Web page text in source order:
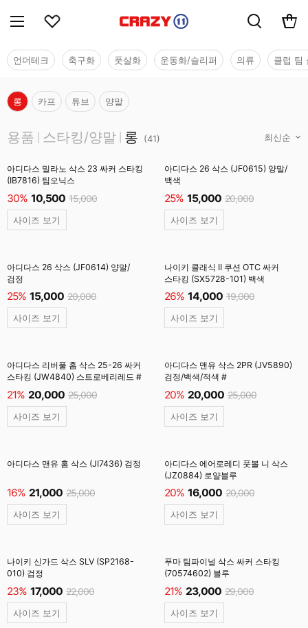
언더테크 축구화 풋살화 운동화/슬리퍼 의류 클럽 팀
롱 카프 튜브 양말
용품 스타킹/양말 롱 (41)
아디다스 밀라노 삭스 23 싸커 스타킹
(IB7816) 팀오닉스
30% 10,500 15,000
사이즈 보기
아디다스 26 삭스 (JF0615) 양말/
백색
25% 15,000 20,000
사이즈 보기
아디다스 26 삭스 (JF0614) 양말/
검정
25% 15,000 20,000
사이즈 보기
나이키 클래식 II 쿠션 OTC 싸커
스타킹 (SX5728-101) 백색
26% 14,000 19,000
사이즈 보기
아디다스 리버풀 홈 삭스 25-26 싸커
스타킹 (JW4840) 스트로베리레드 #
21% 20,000 25,000
사이즈 보기
아디다스 맨유 삭스 2PR (JV5890)
검정/백색/적색 #
20% 20,000 25,000
사이즈 보기
아디다스 맨유 홈 삭스 (JI7436) 검정
16% 21,000 25,000
사이즈 보기
아디다스 에어로레디 풋볼 니 삭스
(JZ0884) 로얄블루
20% 16,000 20,000
사이즈 보기
나이키 신가드 삭스 SLV (SP2168-
010) 검정
23% 17,000 22,000
사이즈 보기
푸마 팀파이널 삭스 싸커 스타킹
(70574602) 블루
21% 23,000 29,000
사이즈 보기